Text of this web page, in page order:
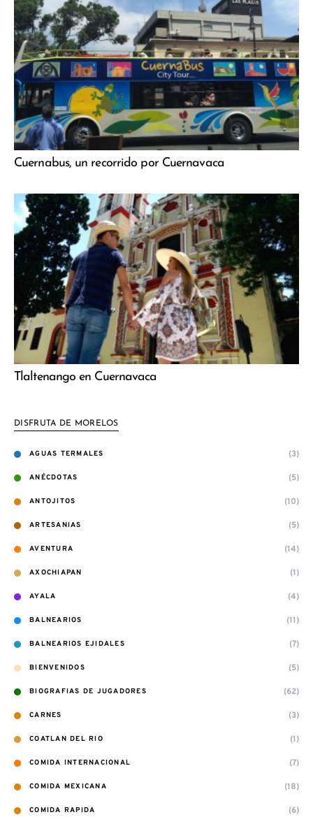
Cuernabus, un recorrido por Cuernavaca
Tlaltenango en Cuernavaca
DISFRUTA DE MORELOS
AGUAS TERMALES (3)
ANÉCDOTAS (5)
ANTOJITOS (10)
ARTESANIAS (5)
AVENTURA (14)
AXOCHIAPAN (1)
AYALA (4)
BALNEARIOS (11)
BALNEARIOS EJIDALES (7)
BIENVENIDOS (5)
BIOGRAFIAS DE JUGADORES (62)
CARNES (3)
COATLAN DEL RIO (1)
COMIDA INTERNACIONAL (7)
COMIDA MEXICANA (18)
COMIDA RAPIDA (6)